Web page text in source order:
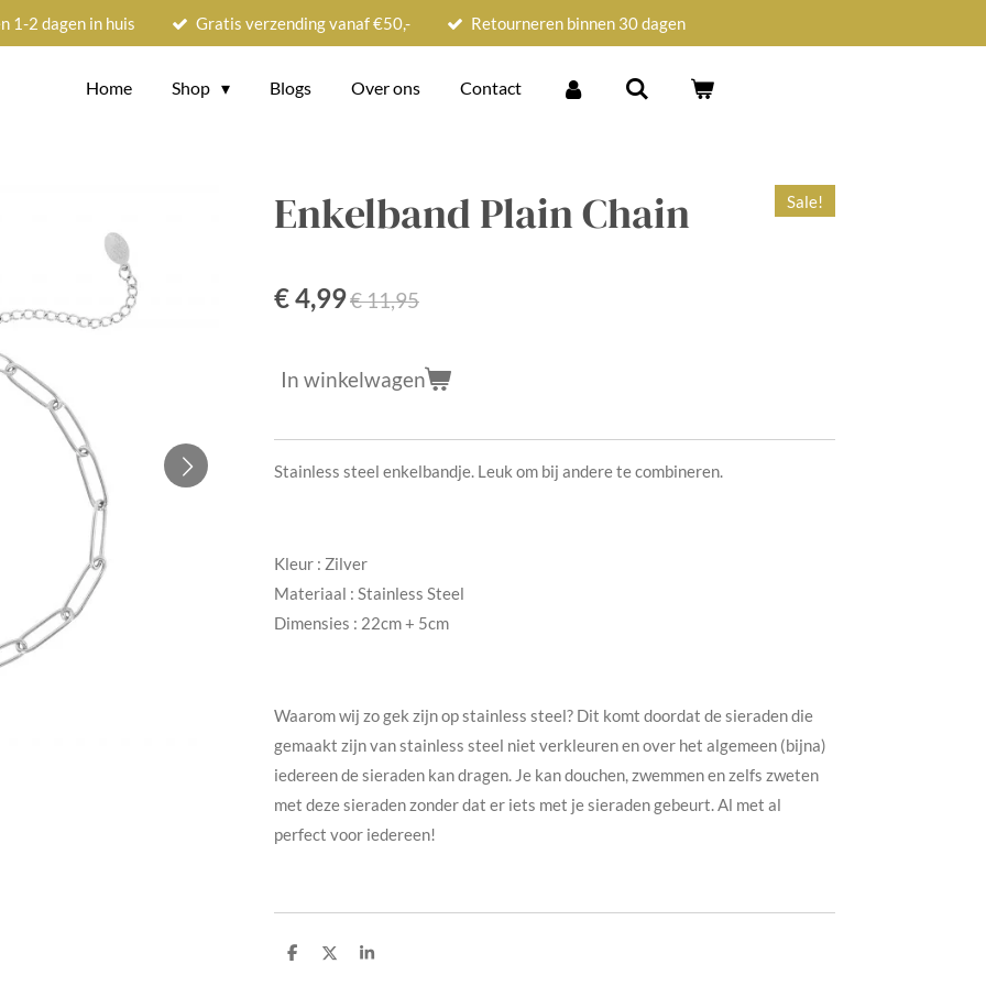
1-2 dagen in huis Gratis verzending vanaf €50,- Retourneren binnen 30 dagen
Home Shop Blogs Over ons Contact
Enkelband Plain Chain Sale!
€ 4,99€ 11,95
In winkelwagen
Stainless steel enkelbandje. Leuk om bij andere te combineren.
Kleur : Zilver
Materiaal : Stainless Steel
Dimensies : 22cm + 5cm
Waarom wij zo gek zijn op stainless steel? Dit komt doordat de sieraden die
gemaakt zijn van stainless steel niet verkleuren en over het algemeen (bijna)
iedereen de sieraden kan dragen. Je kan douchen, zwemmen en zelfs zweten
met deze sieraden zonder dat er iets met je sieraden gebeurt. Al met al
perfect voor iedereen!
D
D
S